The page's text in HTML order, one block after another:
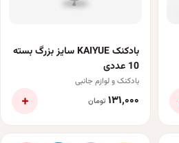
بادکنک KAIYUE سایز بزرگ بسته
10 عددی
بادکنک و لوازم جانبی
۱۳۱٬۰۰۰ تومان +